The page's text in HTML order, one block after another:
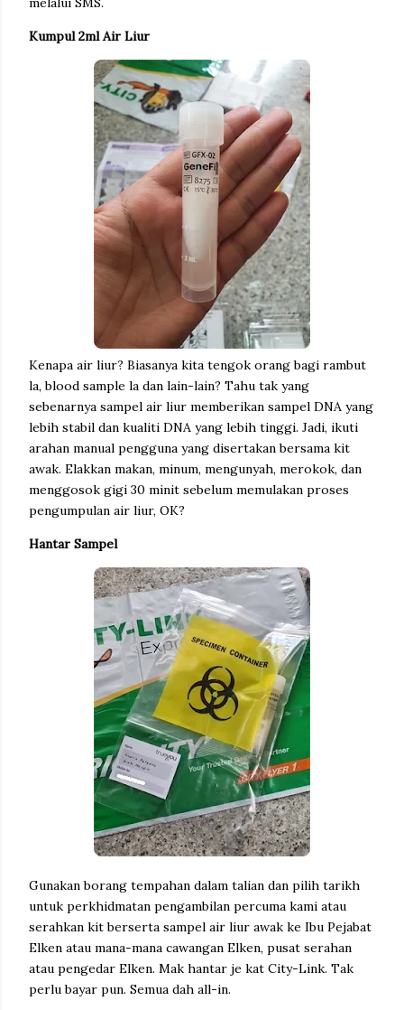
Kumpul 2ml Air Liur
Kenapa air liur? Biasanya kita tengok orang bagi rambut
la, blood sample la dan lain-lain? Tahu tak yang
sebenarnya sampel air liur memberikan sampel DNA yang
lebih stabil dan kualiti DNA yang lebih tinggi. Jadi, ikuti
arahan manual pengguna yang disertakan bersama kit
awak. Elakkan makan, minum, mengunyah, merokok, dan
menggosok gigi 30 minit sebelum memulakan proses
pengumpulan air liur, OK?
Hantar Sampel
Gunakan borang tempahan dalam talian dan pilih tarikh
untuk perkhidmatan pengambilan percuma kami atau
serahkan kit berserta sampel air liur awak ke Ibu Pejabat
Elken atau mana-mana cawangan Elken, pusat serahan
atau pengedar Elken. Mak hantar je kat City-Link. Tak
perlu bayar pun. Semua dah all-in.